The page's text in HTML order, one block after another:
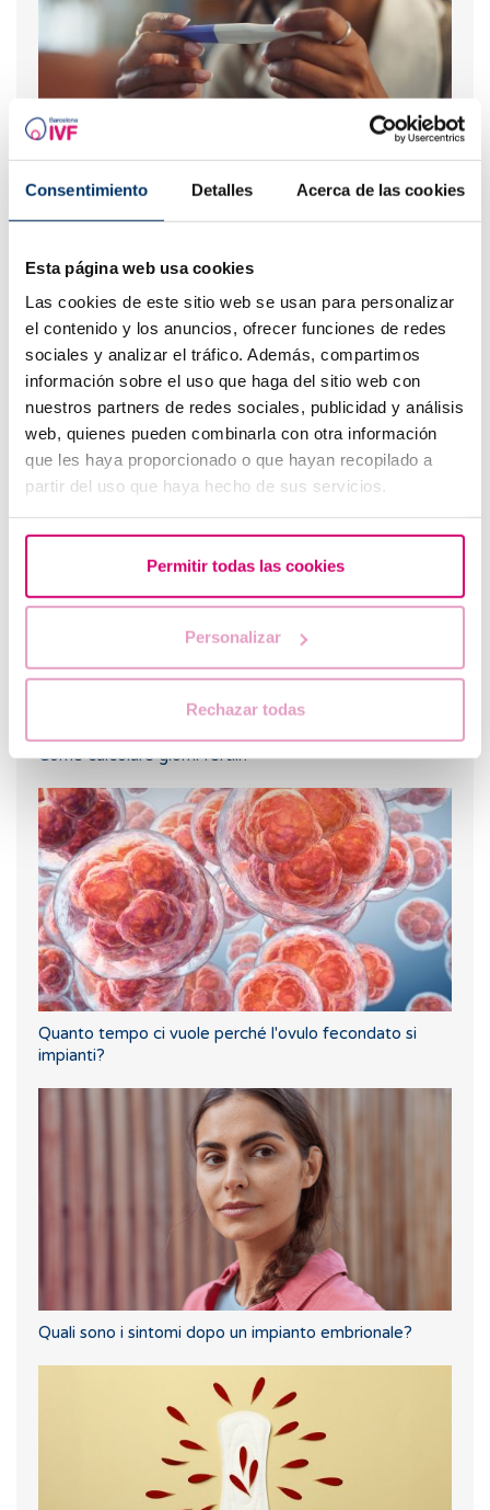
Consentimiento Detalles Acerca de las cookies
Esta página web usa cookies
Las cookies de este sitio web se usan para personalizar
el contenido y los anuncios, ofrecer funciones de redes
sociales y analizar el tráfico. Además, compartimos
información sobre el uso que haga del sitio web con
nuestros partners de redes sociales, publicidad y análisis
web, quienes pueden combinarla con otra información
que les haya proporcionado o que hayan recopilado a
partir del uso que haya hecho de sus servicios.
Permitir todas las cookies
Personalizar
Rechazar todas
gravidanza negativo?
Nuova gravidanza dopo un aborto biochimico
Come calcolare giorni fertili?
Quanto tempo ci vuole perché l'ovulo fecondato si
impianti?
Quali sono i sintomi dopo un impianto embrionale?